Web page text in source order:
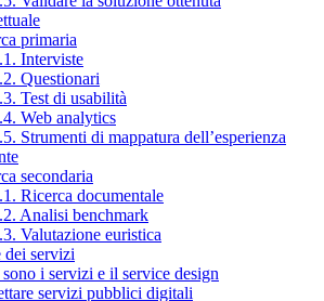
primaria
Interviste
Questionari
Test di usabilità
Web analytics
Strumenti di mappatura dell’esperienza
secondaria
Ricerca documentale
Analisi benchmark
Valutazione euristica
dei servizi
sono i servizi e il service design
servizi pubblici digitali